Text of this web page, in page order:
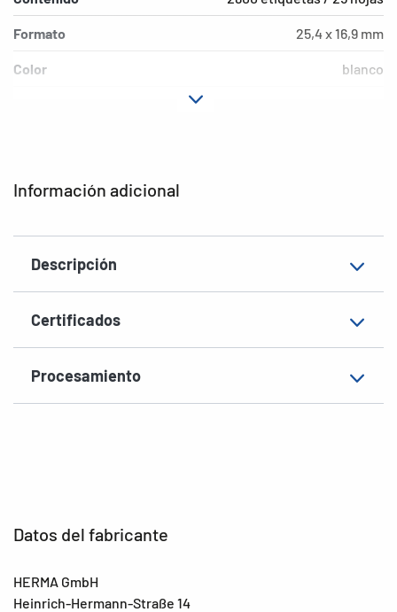
Información adicional
Descripción
Certificados
Procesamiento
Formato 25,4 x 16,9 mm
Color blanco
Forma de las esquinas
EAN 4008705109161
Datos del fabricante
HERMA GmbH
Heinrich-Hermann-Straße 14